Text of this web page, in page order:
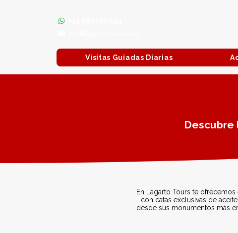
Visitas Guiadas Diarias
Descubre
En Lagarto Tours te
con catas exclusivas de
desde sus monumentos más